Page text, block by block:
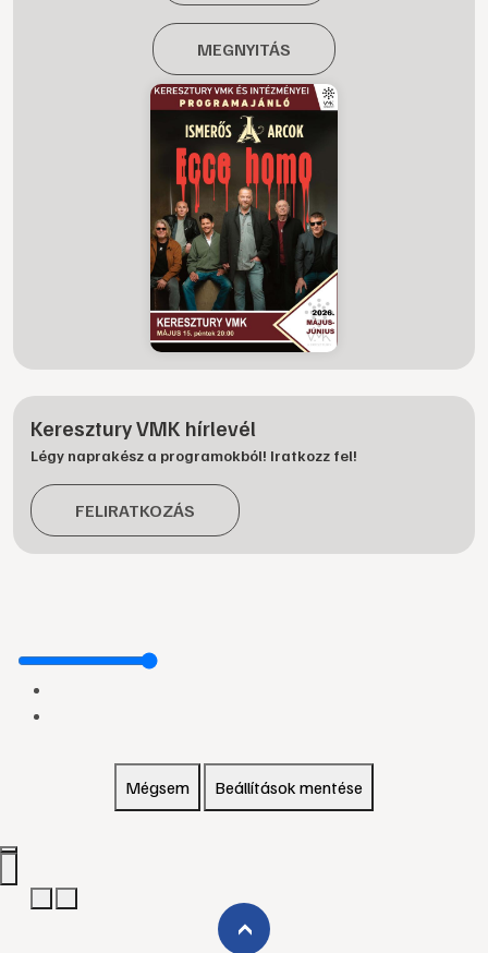
MEGNYITÁS
Keresztury VMK hírlevél
Légy naprakész a programokból! Iratkozz fel!
FELIRATKOZÁS
Mégsem Beállítások mentése
›